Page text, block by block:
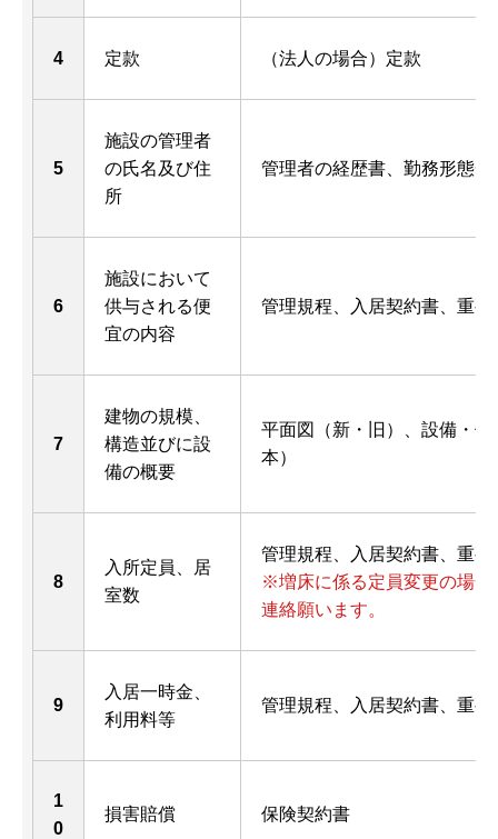
4 定款 （法人の場合）定款
5
施設の管理者
の氏名及び住
所
管理者の経歴書、勤務形態一
6
施設において
供与される便
宜の内容
管理規程、入居契約書、重要
7
建物の規模、
構造並びに設
備の概要
平面図（新・旧）、設備・
本）
8
入所定員、居
室数
管理規程、入居契約書、重
※増床に係る定員変更の場合
連絡願います。
9
入居一時金、
利用料等
管理規程、入居契約書、重要
1
0
損害賠償 保険契約書